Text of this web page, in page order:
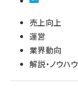
売上向上
運営
業界動向
解説・ノウハウ